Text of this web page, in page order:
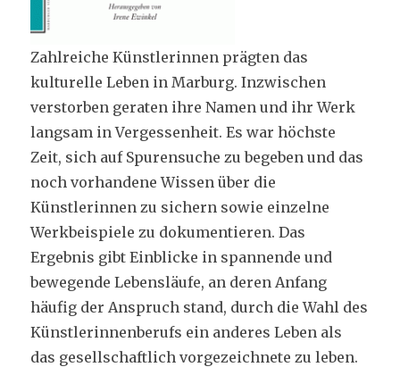
Zahlreiche Künstlerinnen prägten das
kulturelle Leben in Marburg. Inzwischen
verstorben geraten ihre Namen und ihr Werk
langsam in Vergessenheit. Es war höchste
Zeit, sich auf Spurensuche zu begeben und das
noch vorhandene Wissen über die
Künstlerinnen zu sichern sowie einzelne
Werkbeispiele zu dokumentieren. Das
Ergebnis gibt Einblicke in spannende und
bewegende Lebensläufe, an deren Anfang
häufig der Anspruch stand, durch die Wahl des
Künstlerinnenberufs ein anderes Leben als
das gesellschaftlich vorgezeichnete zu leben.